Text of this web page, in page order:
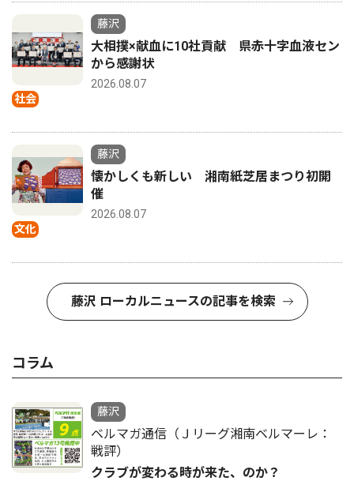
社会
藤沢
大相撲×献血に10社貢献 県赤十字血液セン
から感謝状
2026.08.07
文化
藤沢
懐かしくも新しい 湘南紙芝居まつり初開
催
2026.08.07
藤沢 ローカルニュースの記事を検索
コラム
藤沢
ベルマガ通信（Ｊリーグ湘南ベルマーレ：
戦評）
クラブが変わる時が来た、のか？